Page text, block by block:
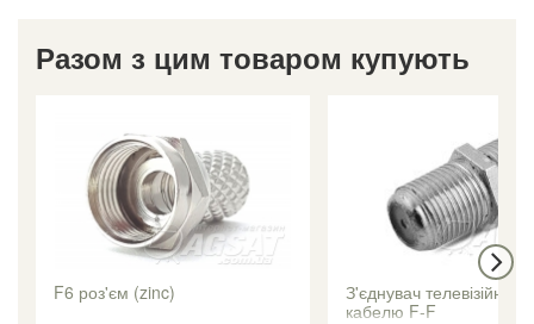
Разом з цим товаром купують
F6 роз'єм (zinc)
З'єднувач телевізійного
кабелю F-F